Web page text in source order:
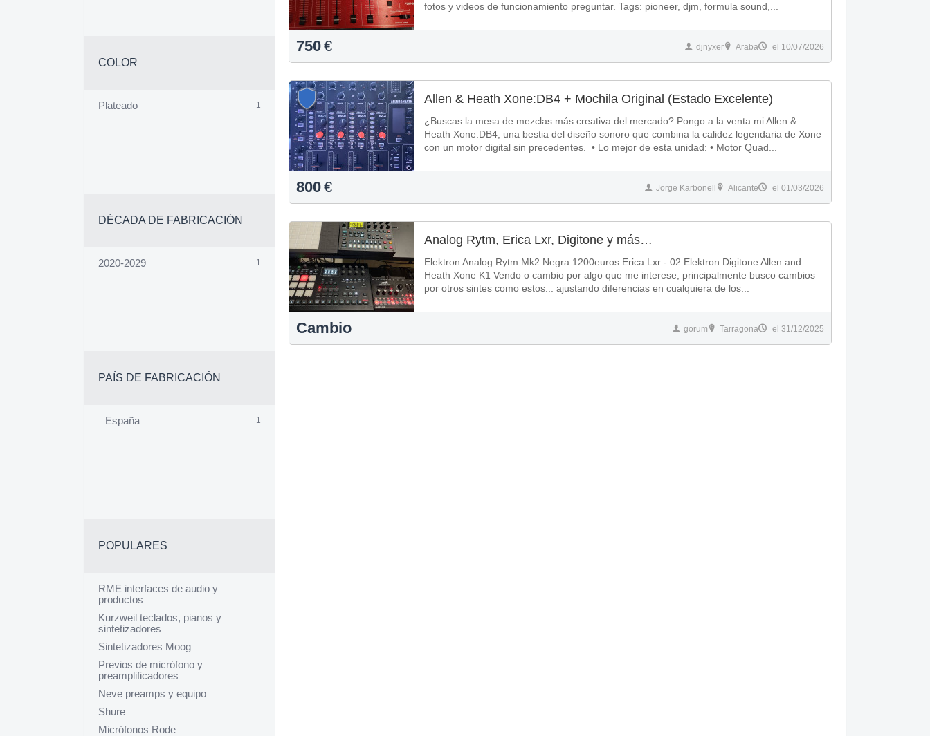
fotos y videos de funcionamiento preguntar. Tags: pioneer, djm, formula sound,...
750€ djnyxer Araba el 10/07/2026
Allen & Heath Xone:DB4 + Mochila Original (Estado Excelente)
¿Buscas la mesa de mezclas más creativa del mercado? Pongo a la venta mi Allen &
Heath Xone:DB4, una bestia del diseño sonoro que combina la calidez legendaria de Xone
con un motor digital sin precedentes. • Lo mejor de esta unidad: • Motor Quad...
800€ Jorge Karbonell Alicante el 01/03/2026
Analog Rytm, Erica Lxr, Digitone y más…
Elektron Analog Rytm Mk2 Negra 1200euros Erica Lxr - 02 Elektron Digitone Allen and
Heath Xone K1 Vendo o cambio por algo que me interese, principalmente busco cambios
por otros sintes como estos... ajustando diferencias en cualquiera de los...
Cambio gorum Tarragona el 31/12/2025
COLOR
1
Plateado
DÉCADA DE FABRICACIÓN
1
2020-2029
PAÍS DE FABRICACIÓN
1
España
POPULARES
RME interfaces de audio y
productos
Kurzweil teclados, pianos y
sintetizadores
Sintetizadores Moog
Previos de micrófono y
preamplificadores
Neve preamps y equipo
Shure
Micrófonos Rode